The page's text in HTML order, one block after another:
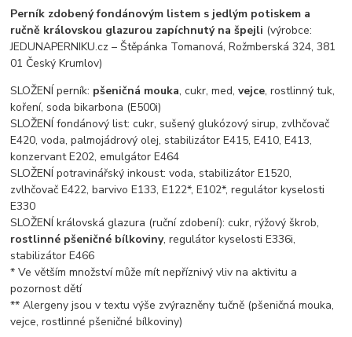
Perník zdobený fondánovým listem s jedlým potiskem a
ručně královskou glazurou zapíchnutý na špejli (výrobce:
JEDUNAPERNIKU.cz – Štěpánka Tomanová, Rožmberská 324, 381
01 Český Krumlov)
SLOŽENÍ perník: pšeničná mouka, cukr, med,vejce, rostlinný tuk,
koření, soda bikarbona (E500i)
SLOŽENÍ fondánový list: cukr, sušený glukózový sirup, zvlhčovač
E420, voda, palmojádrový olej, stabilizátor E415, E410, E413,
konzervant E202, emulgátor E464
SLOŽENÍ potravinářský inkoust: voda, stabilizátor E1520,
zvlhčovač E422, barvivo E133, E122*, E102*, regulátor kyselosti
E330
SLOŽENÍ královská glazura (ruční zdobení): cukr, rýžový škrob,
rostlinné pšeničné bílkoviny, regulátor kyselosti E336i,
stabilizátor E466
* Ve větším množství může mít nepříznivý vliv na aktivitu a
pozornost dětí
** Alergeny jsou v textu výše zvýrazněny tučně (pšeničná mouka,
vejce, rostlinné pšeničné bílkoviny)